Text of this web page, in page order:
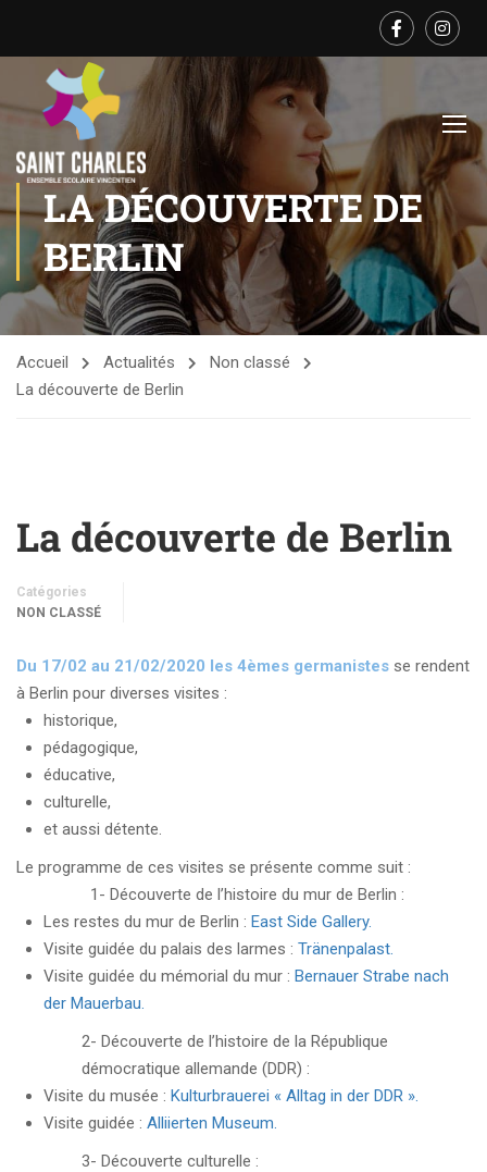
LA DÉCOUVERTE DE
BERLIN
Accueil Actualités
Non classé
La découverte de Berlin
La découverte de Berlin
Catégories
NON CLASSÉ
Du 17/02 au 21/02/2020 les 4èmes germanistes se rendent
à Berlin pour diverses visites :
historique,
pédagogique,
éducative,
culturelle,
et aussi détente.
Le programme de ces visites se présente comme suit :
1- Découverte de l’histoire du mur de Berlin :
Les restes du mur de Berlin : East Side Gallery.
Visite guidée du palais des larmes : Tränenpalast.
Visite guidée du mémorial du mur : Bernauer Strabe nach
der Mauerbau.
2- Découverte de l’histoire de la République
démocratique allemande (DDR) :
Visite du musée : Kulturbrauerei « Alltag in der DDR ».
Visite guidée : Alliierten Museum.
3- Découverte culturelle :